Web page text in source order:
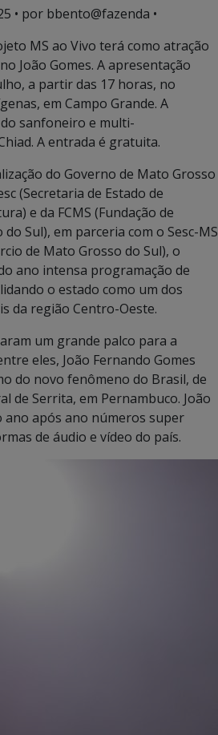
• por bbento@fazenda •
MS ao Vivo terá como atração
João Gomes. A apresentação
a partir das 17 horas, no
em Campo Grande. A
sanfoneiro e multi-
A entrada é gratuita.
do Governo de Mato Grosso
(Secretaria de Estado de
e da FCMS (Fundação de
Sul), em parceria com o Sesc-MS
de Mato Grosso do Sul), o
ano intensa programação de
o estado como um dos
da região Centro-Oeste.
um grande palco para a
eles, João Fernando Gomes
do novo fenômeno do Brasil, de
de Serrita, em Pernambuco. João
ano após ano números super
de áudio e vídeo do país.